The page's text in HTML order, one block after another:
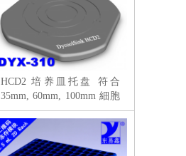
HCD2 培养皿托盘 符合
35mm, 60mm, 100mm 細胞
培養皿